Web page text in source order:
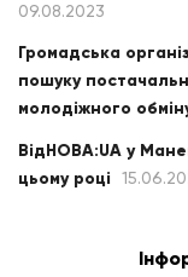
09.08.2023
Громадська
пошуку
молодіжного
ВідНОВА:UA у
цьому році